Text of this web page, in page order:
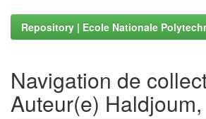
Repository | Ecole Nationale
Navigation de
Auteur(e)